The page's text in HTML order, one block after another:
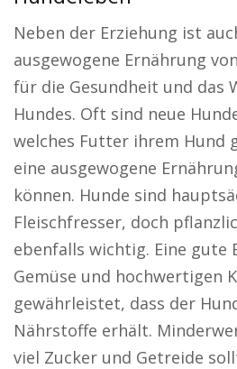
Neben der Erziehung ist
ausgewogene Ernährung
für die Gesundheit und das
Hundes. Oft sind neue
welches Futter ihrem Hund
eine ausgewogene
können. Hunde sind
Fleischfresser, doch
ebenfalls wichtig. Eine gute
Gemüse und hochwertigen
gewährleistet, dass der
Nährstoffe erhält.
viel Zucker und Getreide